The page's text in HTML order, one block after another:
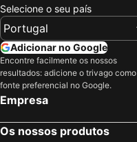
Selecione o seu país
Adicionar no Google
Encontre facilmente os nossos
resultados: adicione o trivago como
fonte preferencial no Google.
Empresa
Os nossos produtos